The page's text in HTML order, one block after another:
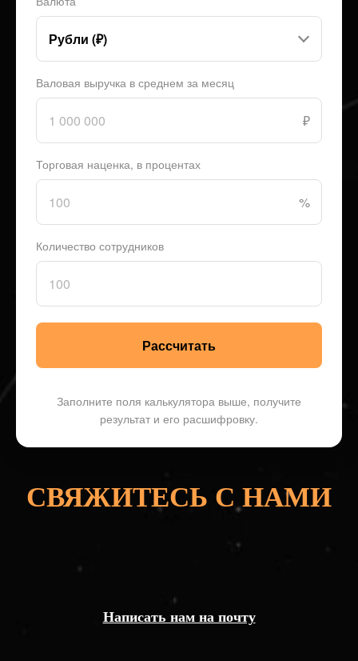
Валовая выручка в среднем за месяц
₽
Торговая наценка, в процентах
%
Количество сотрудников
Рассчитать
Заполните поля калькулятора выше, получите
результат и его расшифровку.
СВЯЖИТЕСЬ С НАМИ
Написать нам на почту